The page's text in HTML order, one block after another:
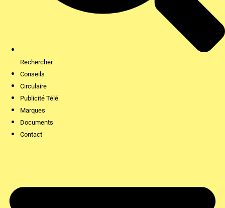
Rechercher
Conseils
Circulaire
Publicité Télé
Marques
Documents
Contact